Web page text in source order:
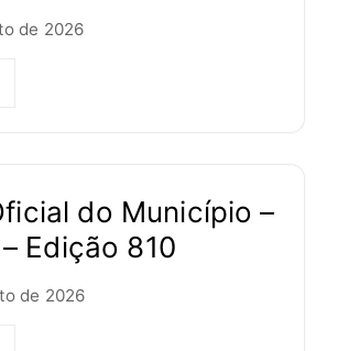
de 2026
do Município –
Edição 810
de 2026